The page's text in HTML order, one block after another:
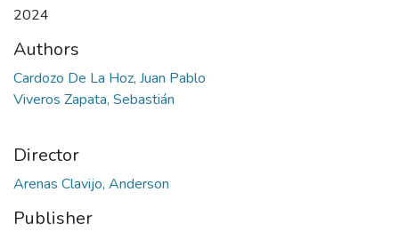
2024
Authors
Cardozo De La Hoz, Juan Pablo
Viveros Zapata, Sebastián
Director
Arenas Clavijo, Anderson
Publisher